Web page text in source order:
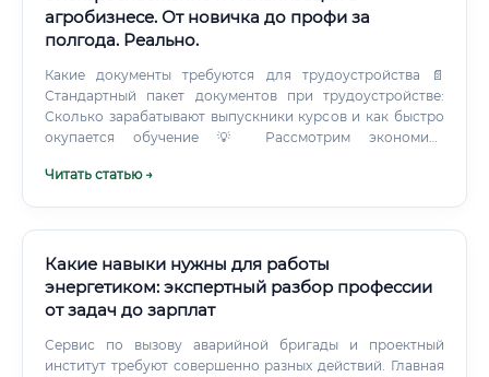
Системное и аналитическое мышление Умение работать
с технической документацией Навыки проектного
управления Способность коммуницировать с
инженерами, IT-специалистами и менеджментом
одновременно График работы и условия труда 🕐 Режим
работы зависит от работодателя: ⚠️ Важно: специалисты,
работающие непосредственно на производственных
задействованы в дежурном режиме и нести
эту статью.
агробизнесе. От новичка до профи за
полгода. Реально.
Какие документы требуются для трудоустройства 📄
Стандартный пакет документов при трудоустройстве:
Сколько зарабатывают выпускники курсов и как быстро
окупается обучение 💡 Рассмотрим экономику
окупаются менее чем за 2 месяца работы. Это один из
Читать статью →
Какие навыки нужны для работы
энергетиком: экспертный разбор профессии
от задач до зарплат
Сервис по вызову аварийной бригады и проектный
институт требуют совершенно разных действий. Главная